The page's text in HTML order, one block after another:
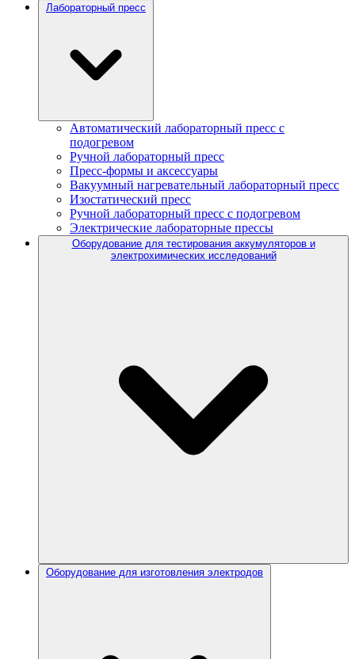
Лабораторный пресс
Автоматический лабораторный пресс с
подогревом
Ручной лабораторный пресс
Пресс-формы и аксессуары
Вакуумный нагревательный лабораторный пресс
Изостатический пресс
Ручной лабораторный пресс с подогревом
Электрические лабораторные прессы
Оборудование для тестирования аккумуляторов и
электрохимических исследований
Оборудование для изготовления электродов